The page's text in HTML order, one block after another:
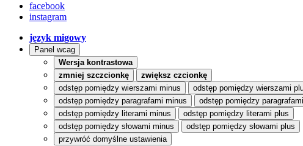
facebook
instagram
język migowy
Panel wcag
Wersja kontrastowa
zmniej szczcionkę
zwiększ czcionkę
odstęp pomiędzy wierszami minus
odstęp pomiędzy wierszami
odstęp pomiędzy paragrafami minus
odstęp pomiędzy
odstęp pomiędzy literami minus
odstęp pomiędzy literami plus
odstęp pomiędzy słowami minus
odstęp pomiędzy słowami plus
przywróć domyślne ustawienia